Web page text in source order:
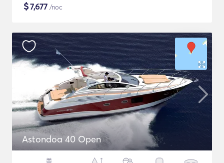
$7,677 /noc
Astondoa 40 Open